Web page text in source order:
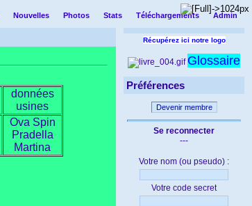
Admin
Nouvelles Photos Stats Téléchargements
données
usines
Ova Spin
Pradella
Martina
Récupérez ici notre logo
Glossaire
Préférences
Devenir membre
Se reconnecter
---
Votre nom (ou pseudo) :
Votre code secret